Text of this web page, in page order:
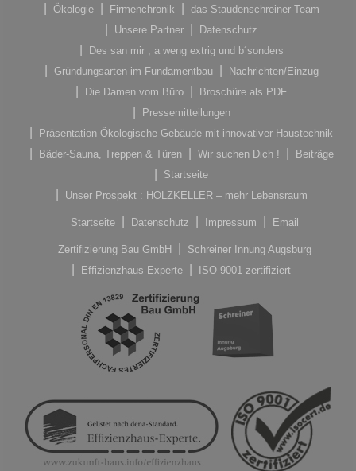
Ökologie
Firmenchronik
das Staudenschreiner-Team
Unsere Partner
Datenschutz
Des san mir , a weng extrig und b´sonders
Gründungsarten im Fundamentbau
Nachrichten/Einzug
Die Damen vom Büro
Broschüre als PDF
Pressemitteilungen
Präsentation Ökologische Gebäude mit innovativer Haustechnik
Bäder-Sauna, Treppen & Türen
Wir suchen Dich !
Beiträge
Startseite
Unser Prospekt : HOLZKELLER – mehr Lebensraum
Startseite Datenschutz Impressum Email
Zertifizierung Bau GmbH
Schreiner Innung Augsburg
Effizienzhaus-Experte
ISO 9001 zertifiziert